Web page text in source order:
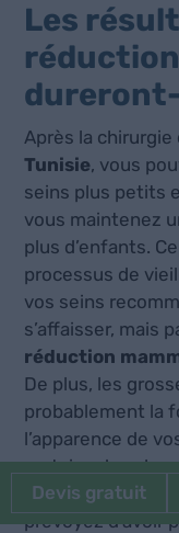
Les
Après la chirurgie
Tunisie, vous
seins plus petits
vous maintenez
plus d’enfants.
processus de
vos seins
s’affaisser, mais
réduction
De plus, les
probablement la
l’apparence de
certains des
pendant la
prévoyez d’avoir
Devis gratuit